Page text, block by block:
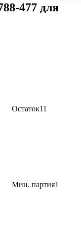
477 для
Остаток11
Мин. партия1